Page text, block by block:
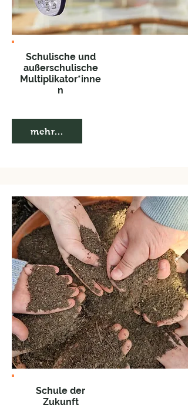
Schulische und
außerschulische
Multiplikator*inne
n
mehr...
Schule der
Zukunft